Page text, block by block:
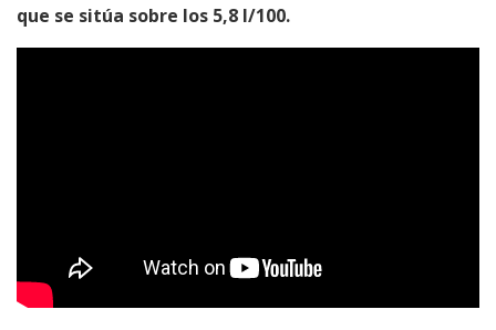
que se sitúa sobre los 5,8 l/100.